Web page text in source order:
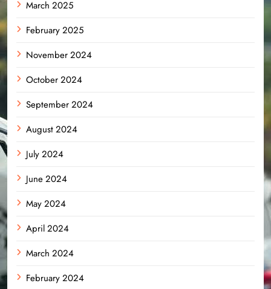
March 2025
February 2025
November 2024
October 2024
September 2024
August 2024
July 2024
June 2024
May 2024
April 2024
March 2024
February 2024